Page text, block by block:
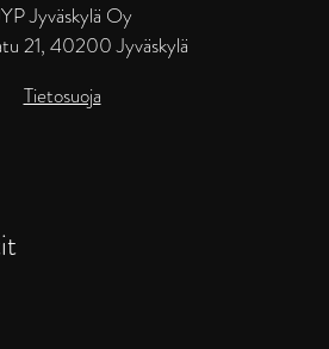
Jyväskylä Oy
21, 40200 Jyväskylä
Tietosuoja